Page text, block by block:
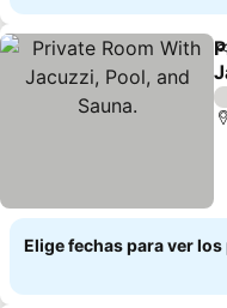
Elige fechas para ver